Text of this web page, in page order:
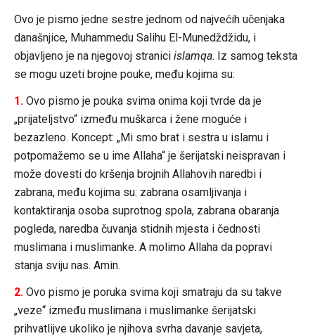
Ovo je pismo jedne sestre jednom od najvećih učenjaka
današnjice, Muhammedu Salihu El-Munedždžidu, i
objavljeno je na njegovoj stranici islamqa. Iz samog teksta
se mogu uzeti brojne pouke, među kojima su:
1.Ovo pismo je pouka svima onima koji tvrde da je
„prijateljstvo“ između muškarca i žene moguće i
bezazleno. Koncept: „Mi smo brat i sestra u islamu i
potpomažemo se u ime Allaha“ je šerijatski neispravan i
može dovesti do kršenja brojnih Allahovih naredbi i
zabrana, među kojima su: zabrana osamljivanja i
kontaktiranja osoba suprotnog spola, zabrana obaranja
pogleda, naredba čuvanja stidnih mjesta i čednosti
muslimana i muslimanke. A molimo Allaha da popravi
stanja sviju nas. Amin.
2.Ovo pismo je poruka svima koji smatraju da su takve
„veze“ između muslimana i muslimanke šerijatski
prihvatlijve ukoliko je njihova svrha davanje savjeta,